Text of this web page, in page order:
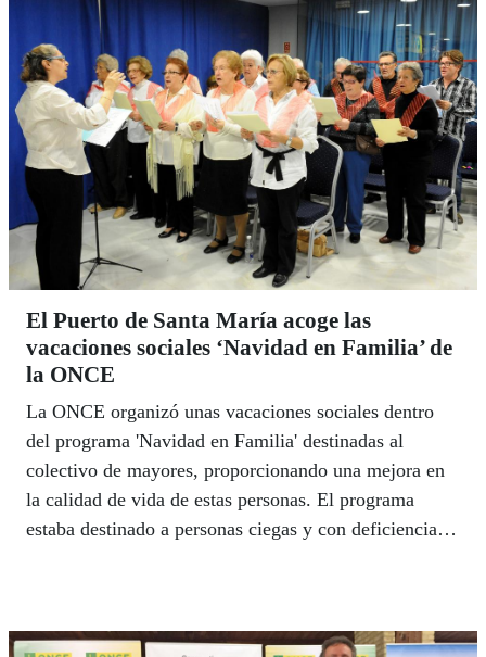
El Puerto de Santa María acoge las
vacaciones sociales ‘Navidad en Familia’ de
la ONCE
La ONCE organizó unas vacaciones sociales dentro
del programa 'Navidad en Familia' destinadas al
colectivo de mayores, proporcionando una mejora en
la calidad de vida de estas personas. El programa
estaba destinado a personas ciegas y con deficiencia